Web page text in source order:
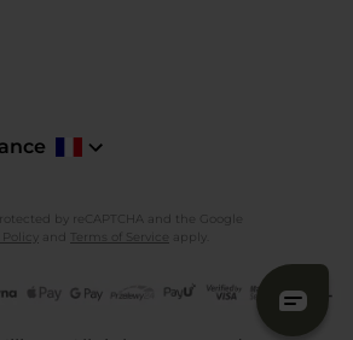
by reCAPTCHA and the Google
and Terms of Service apply.